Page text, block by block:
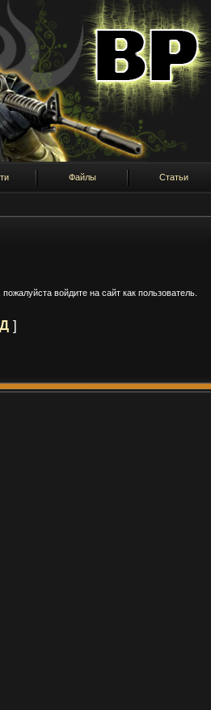
Файлы Статьи
войдите на сайт как пользователь.
]